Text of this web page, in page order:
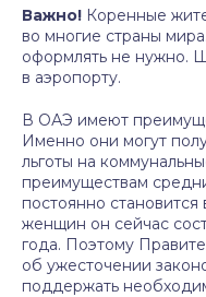
Важно! Коренные
во многие страны
оформлять не нужно.
в аэропорту.
В ОАЭ имеют
Именно они могут
льготы на
преимуществам
постоянно
женщин он сейчас
года. Поэтому
об ужесточении
поддержать